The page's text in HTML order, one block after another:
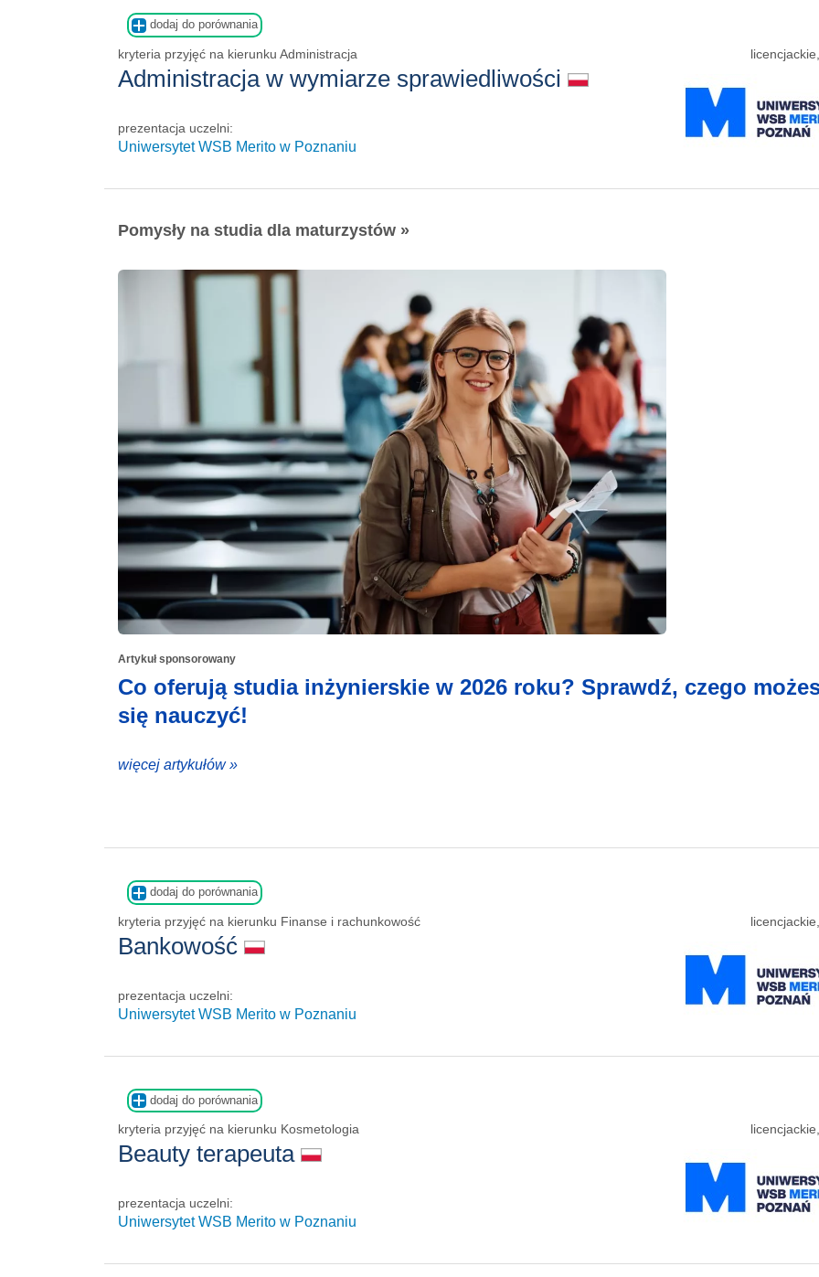
dodaj do porównania
kryteria przyjęć na kierunku Administracja
Administracja w wymiarze sprawiedliwości
prezentacja uczelni:
Uniwersytet WSB Merito w Poznaniu
Pomysły na studia dla maturzystów »
Artykuł sponsorowany
Co oferują studia inżynierskie w 2026 roku? Sprawdź, czego
się nauczyć!
więcej artykułów »
dodaj do porównania
kryteria przyjęć na kierunku Finanse i rachunkowość
Bankowość
prezentacja uczelni:
Uniwersytet WSB Merito w Poznaniu
dodaj do porównania
kryteria przyjęć na kierunku Kosmetologia
Beauty terapeuta
prezentacja uczelni:
Uniwersytet WSB Merito w Poznaniu